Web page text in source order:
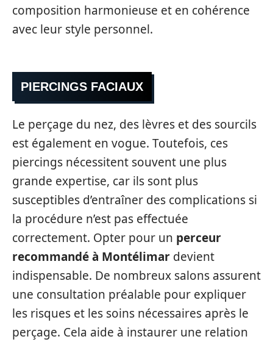
composition harmonieuse et en cohérence
avec leur style personnel.
PIERCINGS FACIAUX
Le perçage du nez, des lèvres et des sourcils
est également en vogue. Toutefois, ces
piercings nécessitent souvent une plus
grande expertise, car ils sont plus
susceptibles d’entraîner des complications si
la procédure n’est pas effectuée
correctement. Opter pour un perceur
recommandé à Montélimar devient
indispensable. De nombreux salons assurent
une consultation préalable pour expliquer
les risques et les soins nécessaires après le
perçage. Cela aide à instaurer une relation